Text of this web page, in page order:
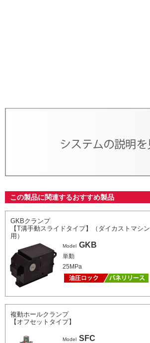
この製品に関連するおすすめ製品
GKBクランプ
【T溝手動スライドタイプ】（ダイカストマシン
用）
Model GKB
単動
25MPa
複動ホールクランプ
【オフセットタイプ】
Model SFC